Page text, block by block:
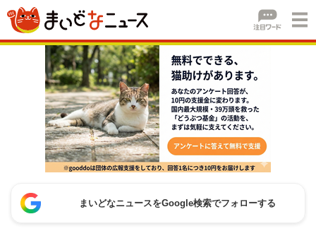
まいどなニュースをGoogle検索でフォローする